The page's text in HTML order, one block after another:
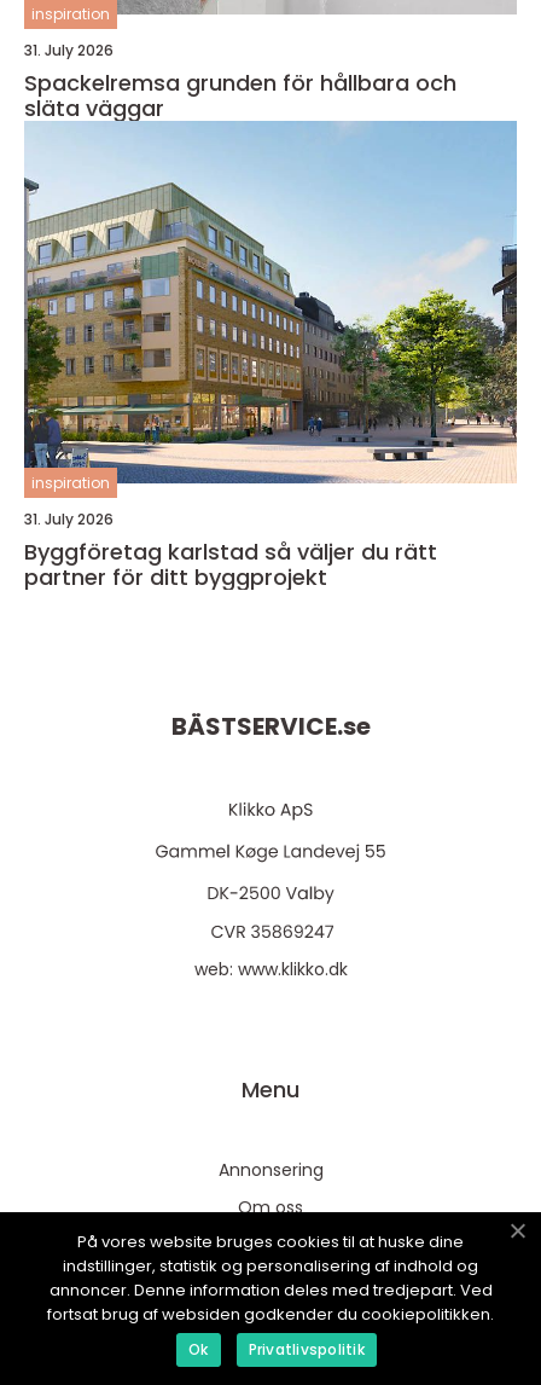
inspiration
31. July 2026
Spackelremsa grunden för hållbara och
släta väggar
inspiration
31. July 2026
Byggföretag karlstad så väljer du rätt
partner för ditt byggprojekt
BÄSTSERVICE.se
web: www.klikko.dk
Menu
Annonsering
Om oss
Cookies
Kontakta oss
Sitemap
På vores website bruges cookies til at huske dine
indstillinger, statistik og personalisering af indhold og
annoncer. Denne information deles med tredjepart. Ved
fortsat brug af websiden godkender du cookiepolitikken.
Ok Privatlivspolitik